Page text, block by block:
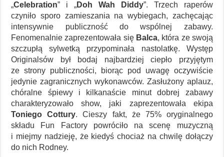
„Celebration” i „Doh Wah Diddy”. Trzech raperów
czyniło sporo zamieszania na wybiegach, zachęcając
intensywnie publiczność do wspólnej zabawy.
Fenomenalnie zaprezentowała się Balca, która ze swoją
szczupłą sylwetką przypominała nastolatkę. Występ
Originalsów był bodaj najbardziej ciepło przyjętym
ze strony publiczności, biorąc pod uwagę oczywiście
jedynie zagranicznych wykonawców. Zasłużony aplauz,
chóralne śpiewy i kilkanaście minut dobrej zabawy
charakteryzowało show, jaki zaprezentowała ekipa
Toniego Cottury. Cieszy fakt, że 75% oryginalnego
składu Fun Factory powróciło na scenę muzyczną
i miejmy nadzieję, że kiedyś chociaż na chwilę dołączy
do nich Rodney.